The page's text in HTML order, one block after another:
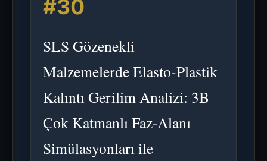
#30
SLS Gözenekli
Malzemelerde Elasto-Plastik
Kalıntı Gerilim Analizi: 3B
Çok Katmanlı Faz-Alanı
Simülasyonları ile